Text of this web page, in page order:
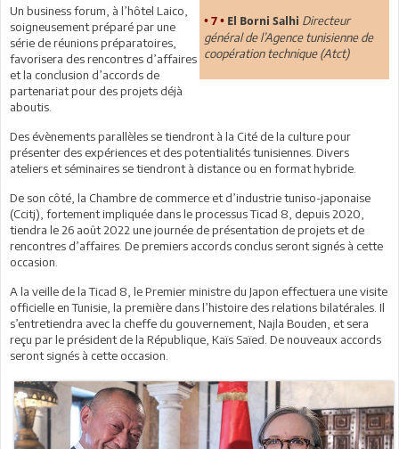
• 7 • El Borni Salhi Directeur
général de l’Agence tunisienne de
coopération technique (Atct)
Un business forum, à l’hôtel Laico,
soigneusement préparé par une
série de réunions préparatoires,
favorisera des rencontres d’affaires
et la conclusion d’accords de
partenariat pour des projets déjà
aboutis.
Des évènements parallèles se tiendront à la Cité de la culture pour
présenter des expériences et des potentialités tunisiennes. Divers
ateliers et séminaires se tiendront à distance ou en format hybride.
De son côté, la Chambre de commerce et d’industrie tuniso-japonaise
(Ccitj), fortement impliquée dans le processus Ticad 8, depuis 2020,
tiendra le 26 août 2022 une journée de présentation de projets et de
rencontres d’affaires. De premiers accords conclus seront signés à cette
occasion.
A la veille de la Ticad 8, le Premier ministre du Japon effectuera une visite
officielle en Tunisie, la première dans l’histoire des relations bilatérales. Il
s’entretiendra avec la cheffe du gouvernement, Najla Bouden, et sera
reçu par le président de la République, Kaïs Saïed. De nouveaux accords
seront signés à cette occasion.